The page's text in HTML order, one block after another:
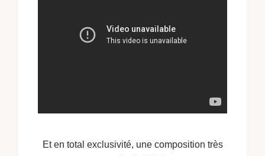
Et en total exclusivité, une composition très